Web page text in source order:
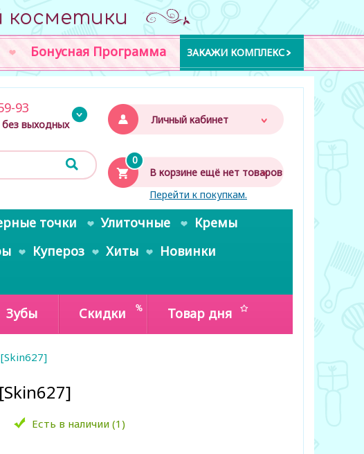
косметики
Бонусная Программа ЗАКАЖИ КОМПЛЕКС
Личный кабинет
0
В корзине ещё нет товаров
Перейти к покупкам.
93
без выходных
точки Улиточные
Кремы
Купероз Хиты
Новинки
Зубы Скидки Товар дня
Есть в наличии (1)